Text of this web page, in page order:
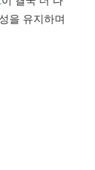
을 유지하며